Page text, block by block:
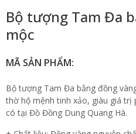
Bộ tượng Tam Đa
mộc
MÃ SẢN PHẨM:
Bộ tượng Tam Đa bằng đồng
thờ hộ mệnh tinh xảo, giàu giá trị
có tại Đồ Đồng Dung Quang Hà.